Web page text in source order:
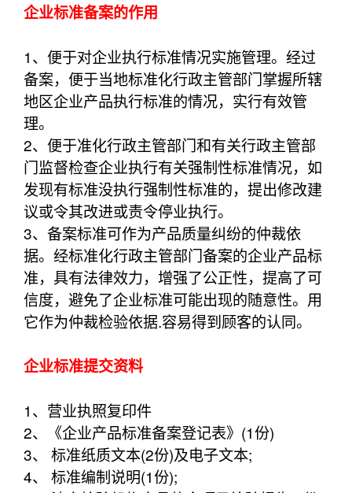
企业标准备案的作用
1、便于对企业执行标准情况实施管理。经过
备案，便于当地标准化行政主管部门掌握所辖
地区企业产品执行标准的情况，实行有效管
理。
2、便于准化行政主管部门和有关行政主管部
门监督检查企业执行有关强制性标准情况，如
发现有标准没执行强制性标准的，提出修改建
议或令其改进或责令停业执行。
3、备案标准可作为产品质量纠纷的仲裁依
据。经标准化行政主管部门备案的企业产品标
准，具有法律效力，增强了公正性，提高了可
信度，避免了企业标准可能出现的随意性。用
它作为仲裁检验依据.容易得到顾客的认同。
企业标准提交资料
1、营业执照复印件
2、《企业产品标准备案登记表》(1份)
3、 标准纸质文本(2份)及电子文本;
4、 标准编制说明(1份);